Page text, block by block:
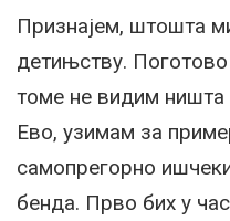
Признајем, штошта
детињству. Поготово
томе не видим
Ево, узимам за
самопрегорно
бенда. Прво бих у